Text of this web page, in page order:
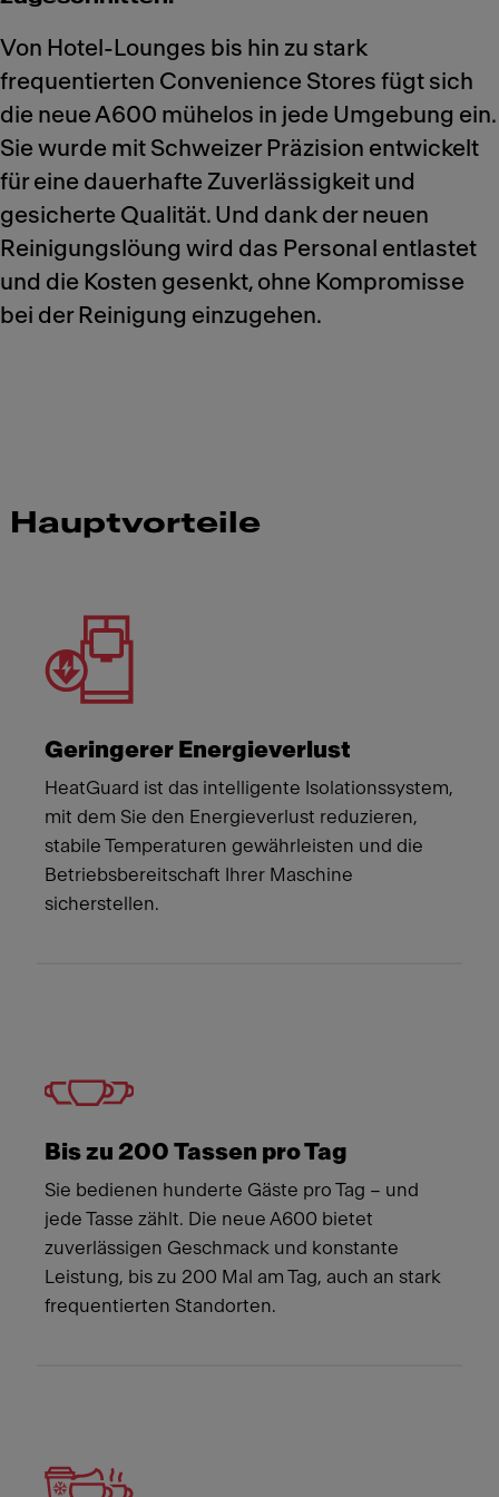
Von Hotel-Lounges bis hin zu stark
frequentierten Convenience Stores fügt sich
die neue A600 mühelos in jede Umgebung ein.
Sie wurde mit Schweizer Präzision entwickelt
für eine dauerhafte Zuverlässigkeit und
gesicherte Qualität. Und dank der neuen
Reinigungslöung wird das Personal entlastet
und die Kosten gesenkt, ohne Kompromisse
bei der Reinigung einzugehen.
Hauptvorteile
Geringerer Energieverlust
HeatGuard ist das intelligente Isolationssystem,
mit dem Sie den Energieverlust reduzieren,
stabile Temperaturen gewährleisten und die
Betriebsbereitschaft Ihrer Maschine
sicherstellen.
Bis zu 200 Tassen pro Tag
Sie bedienen hunderte Gäste pro Tag – und
jede Tasse zählt. Die neue A600 bietet
zuverlässigen Geschmack und konstante
Leistung, bis zu 200 Mal am Tag, auch an stark
frequentierten Standorten.